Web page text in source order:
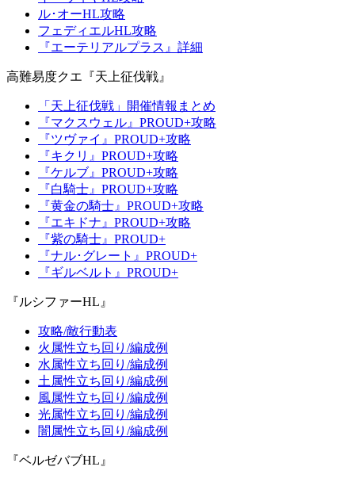
ル･オーHL攻略
フェディエルHL攻略
『エーテリアルプラス』詳細
高難易度クエ『天上征伐戦』
「天上征伐戦」開催情報まとめ
『マクスウェル』PROUD+攻略
『ツヴァイ』PROUD+攻略
『キクリ』PROUD+攻略
『ケルブ』PROUD+攻略
『白騎士』PROUD+攻略
『黄金の騎士』PROUD+攻略
『エキドナ』PROUD+攻略
『紫の騎士』PROUD+
『ナル･グレート』PROUD+
『ギルベルト』PROUD+
『ルシファーHL』
攻略/敵行動表
火属性立ち回り/編成例
水属性立ち回り/編成例
土属性立ち回り/編成例
風属性立ち回り/編成例
光属性立ち回り/編成例
闇属性立ち回り/編成例
『ベルゼバブHL』